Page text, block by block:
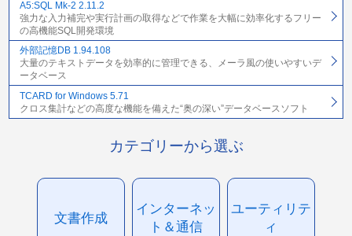
A5:SQL Mk-2 2.11.2
強力な入力補完や実行計画の取得などで作業を大幅に効率化するフリー
の高機能SQL開発環境
外部記憶DB 1.94.108
大量のテキストデータを効率的に管理できる、メーラ風の使いやすいデ
ータベース
TCARD for Windows 5.71
クロス集計などの高度な機能を備えた“奥の深い”データベースソフト
カテゴリーから選ぶ
文書作成
インターネッ
ト＆通信
ユーティリテ
ィ